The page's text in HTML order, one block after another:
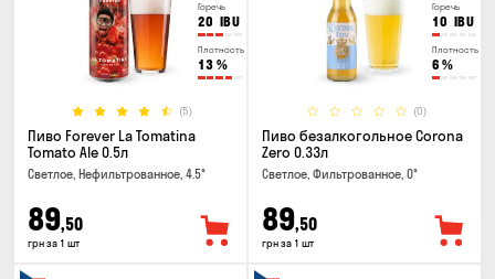
Горечь
20 IBU
Плотность
13 %
(5)
Пиво Forever La Tomatina
Tomato Ale 0.5л
Светлое, Нефильтрованное, 4.5°
89,50
грн за 1 шт
Горечь
10 IBU
Плотность
6 %
(0)
Пиво безалкогольное Corona
Zero 0.33л
Светлое, Фильтрованное, 0°
89,50
грн за 1 шт